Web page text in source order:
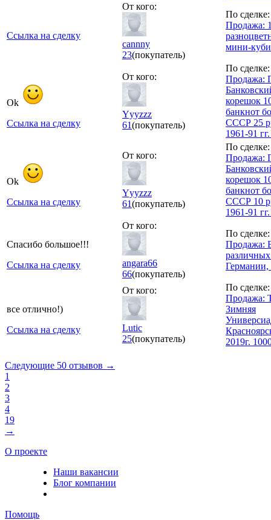
Ссылка на сделку
От кого:
cannny
23(покупатель)
По сделке:
Продажа:
мини-
Ok
Ссылка на сделку
От кого:
Yyyzzz
61(покупатель)
По сделке:
Продажа:
корешок
банкнот
СССР 25
1961-91
Ok
Ссылка на сделку
От кого:
Yyyzzz
61(покупатель)
По сделке:
Продажа:
корешок
банкнот
СССР 10
1961-91
Спасибо большое!!!
Ссылка на сделку
От кого:
angara66
66(покупатель)
По сделке:
Продажа:
все отлично!)
Ссылка на сделку
От кого:
Lutic
25(покупатель)
По сделке:
Продажа:
Зимняя
2019г.
Следующие 50 отзывов →
1
2
3
4
19
→
О проекте
Наши вакансии
Блог компании
Помощь